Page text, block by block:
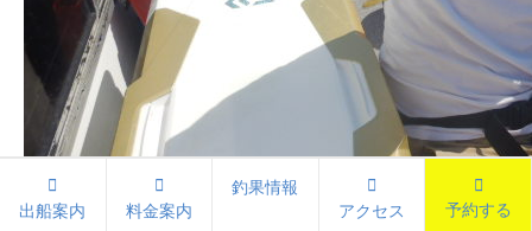
出船案内 料金案内
釣果情報
アクセス
予約する